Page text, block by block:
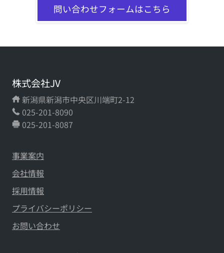
問い合わせフォームはこちら
株式会社JV
新潟県新潟市中央区川端町2-12
025-201-8090
025-201-8087
事業案内
会社情報
採用情報
プライバシーポリシー
お問い合わせ